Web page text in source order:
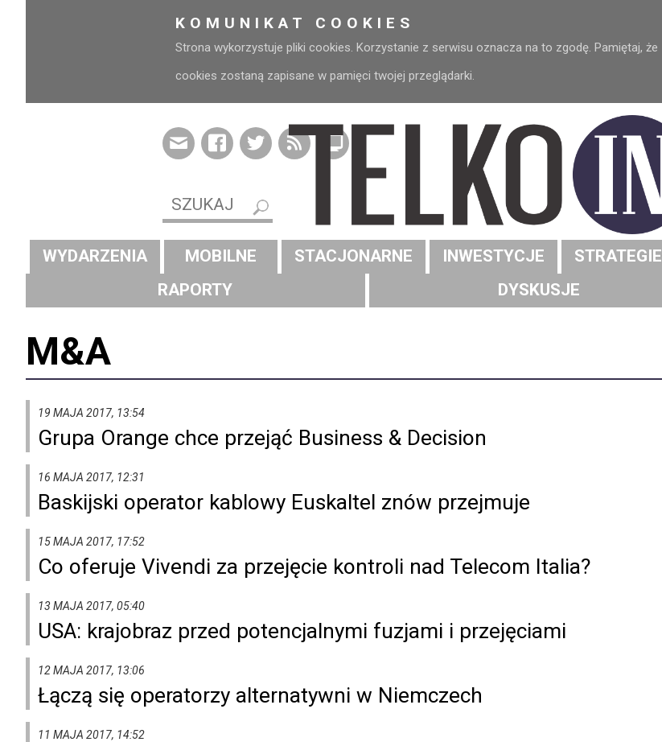
KOMUNIKAT COOKIES
Strona wykorzystuje pliki cookies. Korzystanie z serwisu oznacza na to zgodę. Pamiętaj, że
cookies zostaną zapisane w pamięci twojej przeglądarki.
WYDARZENIA MOBILNE STACJONARNE INWESTYCJE STRATEGIE
RAPORTY
DYSKUSJE
M&A
19 MAJA 2017, 13:54
Grupa Orange chce przejąć Business & Decision
16 MAJA 2017, 12:31
Baskijski operator kablowy Euskaltel znów przejmuje
15 MAJA 2017, 17:52
Co oferuje Vivendi za przejęcie kontroli nad Telecom Italia?
13 MAJA 2017, 05:40
USA: krajobraz przed potencjalnymi fuzjami i przejęciami
12 MAJA 2017, 13:06
Łączą się operatorzy alternatywni w Niemczech
11 MAJA 2017, 14:52